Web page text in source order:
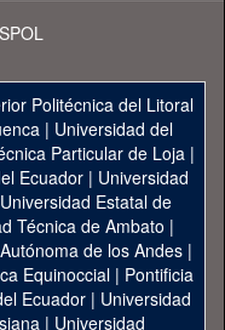
Politécnica del Litoral
| Universidad del
Particular de Loja|
Ecuador| Universidad
Universidad Estatal de
Técnica de Ambato |
de los Andes|
Equinoccial| Pontificia
Ecuador | Universidad
| Universidad